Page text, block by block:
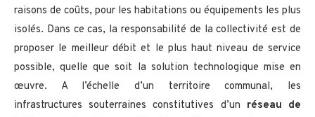
raisons de coûts, pour les habitations ou équipements les plus
isolés. Dans ce cas, la responsabilité de la collectivité est de
proposer le meilleur débit et le plus haut niveau de service
possible, quelle que soit la solution technologique mise en
œuvre. A l’échelle d’un territoire communal, les
infrastructures souterraines constitutives d’un réseau de